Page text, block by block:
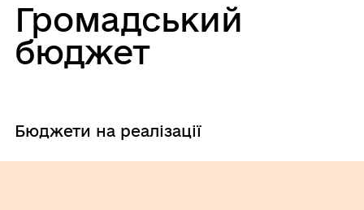
Громадський
бюджет
Бюджети на реалізації